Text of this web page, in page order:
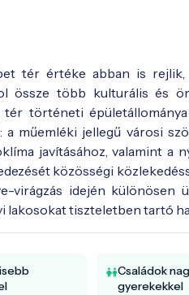
tér értéke abban is rejlik,
össze több kulturális és
történeti
a műemléki jellegű városi
javításához, valamint a
közösségi
virágzás idején különösen
lakosokat tiszteletben tartó
Családok
gyerekekkel